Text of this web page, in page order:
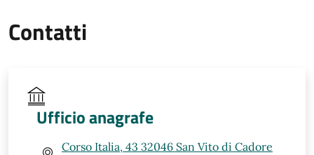
Contatti
Ufficio anagrafe
Corso Italia, 43 32046 San Vito di Cadore